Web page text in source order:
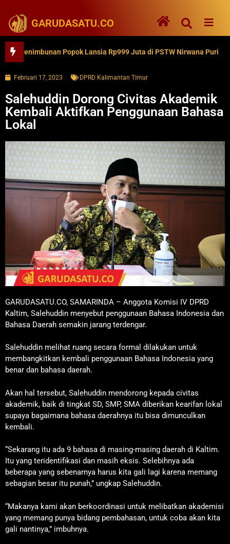
GARUDASATU.CO
Popok Lansia Rp999 Juta di PSTW Nirwana Puri
Februari 17, 2023 DPRD Kalimantan Timur
Salehuddin Dorong Civitas Akademik
Kembali Aktifkan Penggunaan Bahasa
Lokal
GARUDASATU.CO, SAMARINDA – Anggota Komisi IV DPRD
Kaltim, Salehuddin menyebut penggunaan Bahasa Indonesia dan
Bahasa Daerah semakin jarang terdengar.
Salehuddin melihat ruang secara formal dilakukan untuk
membangkitkan kembali penggunaan Bahasa Indonesia yang
benar dan bahasa daerah.
Akan hal tersebut, Salehuddin mendorong kepada civitas
akademik, baik di tingkat SD, SMP, SMA diberikan kearifan lokal
supaya bagaimana bahasa daerahnya itu bisa dimunculkan
kembali.
“Sekarang itu ada 9 bahasa di masing-masing daerah di Kaltim.
Itu yang teridentifikasi dan masih eksis. Selebihnya ada
beberapa yang sebenarnya harus kita gali lagi karena memang
sebagian besar itu punah,” ungkap Salehuddin.
“Makanya kami akan berkoordinasi untuk melibatkan akademisi
yang memang punya bidang pembahasan, untuk coba akan kita
gali nantinya,” imbuhnya.